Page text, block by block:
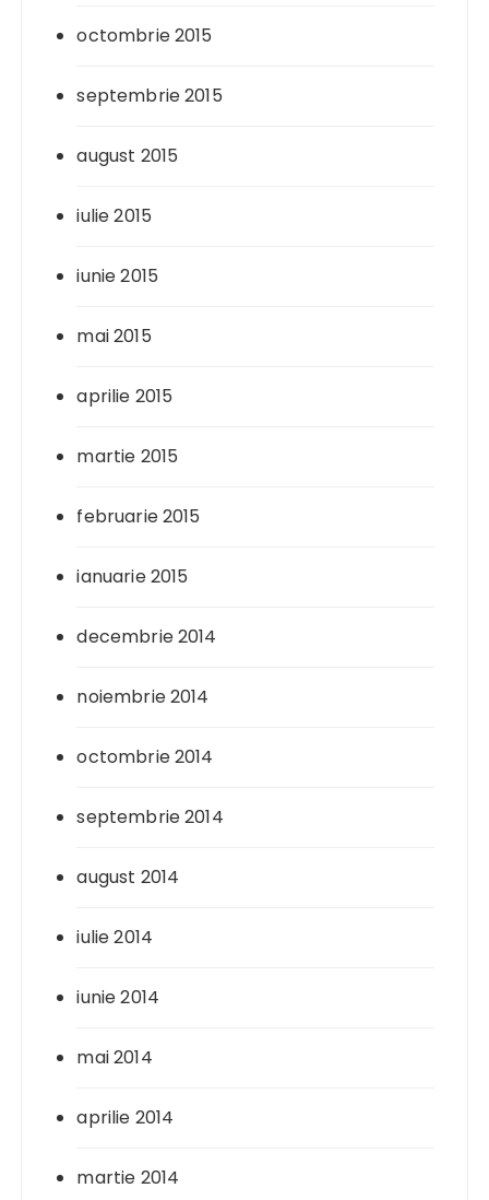
octombrie 2015
septembrie 2015
august 2015
iulie 2015
iunie 2015
mai 2015
aprilie 2015
martie 2015
februarie 2015
ianuarie 2015
decembrie 2014
noiembrie 2014
octombrie 2014
septembrie 2014
august 2014
iulie 2014
iunie 2014
mai 2014
aprilie 2014
martie 2014